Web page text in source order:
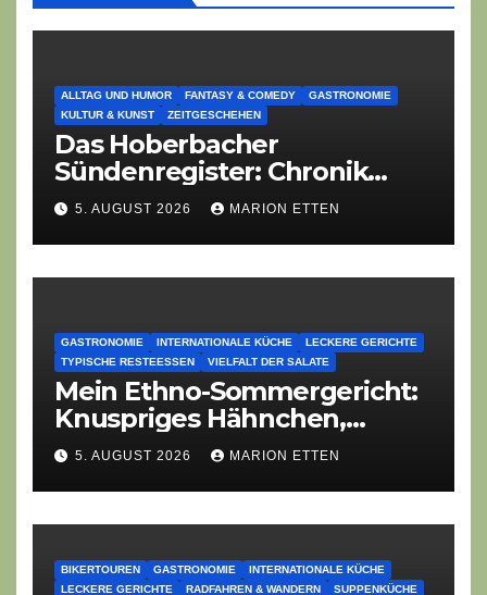
ALLTAG UND HUMOR FANTASY & COMEDY
GASTRONOMIE
KULTUR & KUNST
ZEITGESCHEHEN
Das Hoberbacher
Sündenregister: Chronik
eines angekündigten
Dorffest-Debakels
5. AUGUST 2026 MARION ETTEN
GASTRONOMIE INTERNATIONALE KÜCHE
LECKERE GERICHTE
TYPISCHE RESTEESSEN
VIELFALT DER SALATE
Mein Ethno-Sommergericht:
Knuspriges Hähnchen,
Lauch-Rührei, Salat
5. AUGUST 2026 MARION ETTEN
BIKERTOUREN GASTRONOMIE
INTERNATIONALE KÜCHE
LECKERE GERICHTE
RADFAHREN & WANDERN
SUPPENKÜCHE